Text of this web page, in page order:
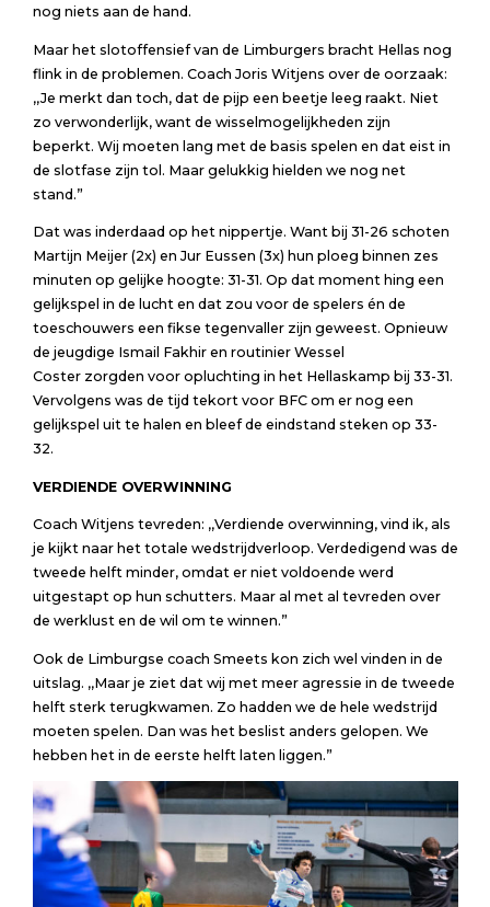
nog niets aan de hand.
Maar het slotoffensief van de Limburgers bracht Hellas nog
flink in de problemen. Coach Joris Witjens over de oorzaak:
,,Je merkt dan toch, dat de pijp een beetje leeg raakt. Niet
zo verwonderlijk, want de wisselmogelijkheden zijn
beperkt. Wij moeten lang met de basis spelen en dat eist in
de slotfase zijn tol. Maar gelukkig hielden we nog net
stand.”
Dat was inderdaad op het nippertje. Want bij 31-26 schoten
Martijn Meijer (2x) en Jur Eussen (3x) hun ploeg binnen zes
minuten op gelijke hoogte: 31-31. Op dat moment hing een
gelijkspel in de lucht en dat zou voor de spelers én de
toeschouwers een fikse tegenvaller zijn geweest. Opnieuw
de jeugdige Ismail Fakhir en routinier Wessel
Coster zorgden voor opluchting in het Hellaskamp bij 33-31.
Vervolgens was de tijd tekort voor BFC om er nog een
gelijkspel uit te halen en bleef de eindstand steken op 33-
32.
VERDIENDE OVERWINNING
Coach Witjens tevreden: ,,Verdiende overwinning, vind ik, als
je kijkt naar het totale wedstrijdverloop. Verdedigend was de
tweede helft minder, omdat er niet voldoende werd
uitgestapt op hun schutters. Maar al met al tevreden over
de werklust en de wil om te winnen.”
Ook de Limburgse coach Smeets kon zich wel vinden in de
uitslag. ,,Maar je ziet dat wij met meer agressie in de tweede
helft sterk terugkwamen. Zo hadden we de hele wedstrijd
moeten spelen. Dan was het beslist anders gelopen. We
hebben het in de eerste helft laten liggen.”